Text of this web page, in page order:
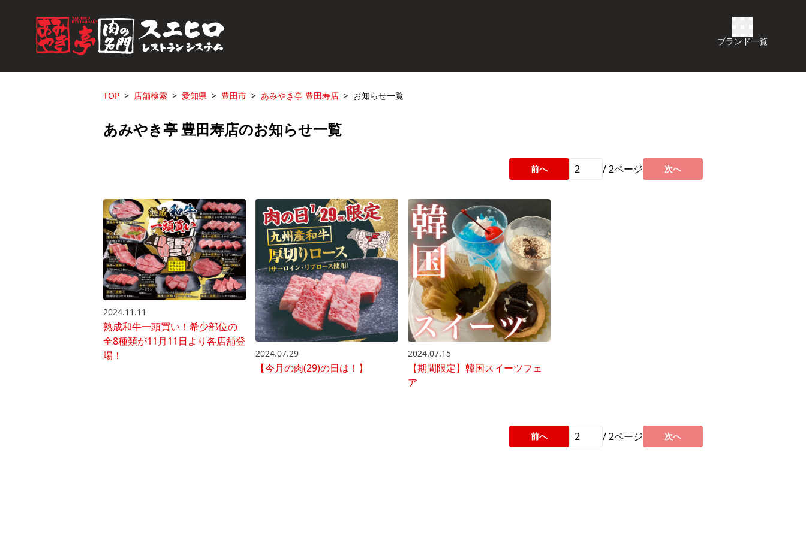
ブランド一覧
TOP 店舗検索 愛知県 豊田市 あみやき亭 豊田寿店 お知らせ一覧
あみやき亭 豊田寿店のお知らせ一覧
前へ /2ページ 次へ
2024.11.11
熟成和牛一頭買い！希少部位の
全8種類が11月11日より各店舗登
場！
2024.07.29
【今月の肉(29)の日は！】
2024.07.15
【期間限定】韓国スイーツフェ
ア
前へ /2ページ 次へ